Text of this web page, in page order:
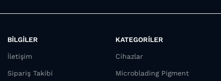
BİLGİLER
İletişim
Sipariş Takibi
KATEGORİLER
Cihazlar
Microblading Pigment